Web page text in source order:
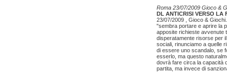
Roma 23/07/2009 Gioco &
DL ANTICRISI VERSO LA
23/07/2009 , Gioco &
"sembra portare e aprire la
apposite richieste avvenute
disperatamente risorse per
sociali, rinunciamo a quelle
di essere uno scandalo, se
esserlo, ma questo
dovrà fare circa la capacità
partita, ma invece di